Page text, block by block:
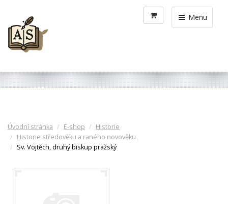
Menu
Úvodní stránka E-shop
Historie
Historie středověku a raného novověku
Sv. Vojtěch, druhý biskup pražský